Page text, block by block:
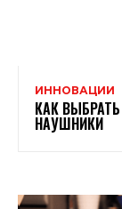
ИННОВАЦИИ
КАК
НАУШНИКИ